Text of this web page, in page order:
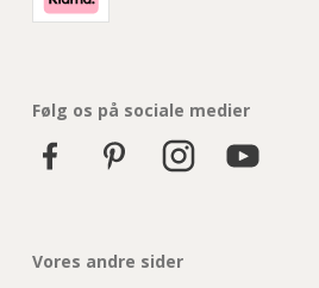
Følg os på sociale medier
Vores andre sider